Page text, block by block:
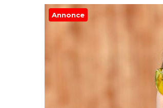
Annonce